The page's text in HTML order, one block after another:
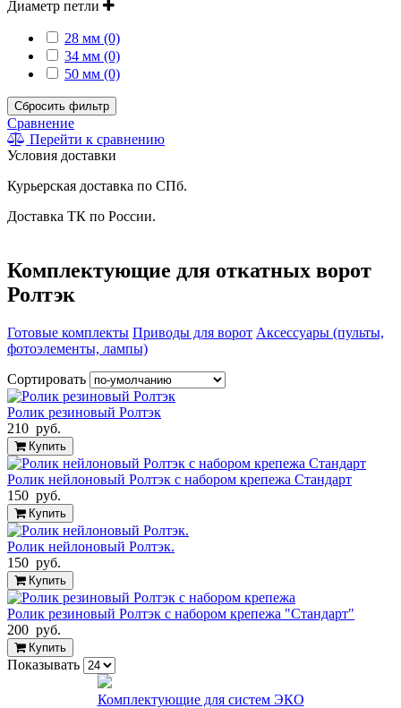
Диаметр петли
28 мм (0)
34 мм (0)
50 мм (0)
Сбросить фильтр
Сравнение
Перейти к сравнению
Условия доставки
Курьерская доставка по СПб.
Доставка ТК по России.
Комплектующие для откатных ворот
Ролтэк
Готовые комплекты Приводы для ворот Аксессуары (пульты,
фотоэлементы, лампы)
Сортировать
Ролик резиновый Ролтэк
210 руб.
Купить
Ролик нейлоновый Ролтэк с набором крепежа Стандарт
150 руб.
Купить
Ролик нейлоновый Ролтэк.
150 руб.
Купить
Ролик резиновый Ролтэк с набором крепежа "Стандарт"
200 руб.
Купить
Показывать
Комплектующие для систем ЭКО